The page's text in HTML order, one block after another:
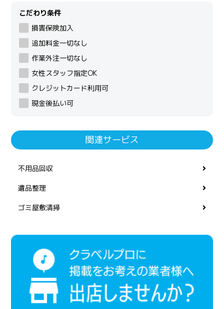
こだわり条件
損害保険加入
追加料金一切なし
作業外注一切なし
女性スタッフ指定OK
クレジットカード利用可
現金後払い可
関連サービス
不用品回収
遺品整理
ゴミ屋敷清掃